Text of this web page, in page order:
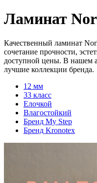
Ламинат
Качественный ламинат
сочетание прочности,
доступной цены. В нашем
лучшие коллекции бренда.
12 мм
33 класс
Елочкой
Влагостойкий
Бренд My Step
Бренд Kronotex